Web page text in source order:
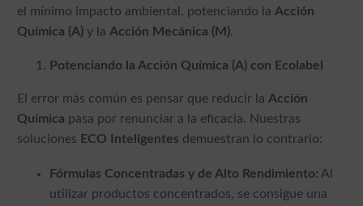
el mínimo impacto ambiental, potenciando la Acción
Química (A) y la Acción Mecánica (M).
Potenciando la Acción Química (A) con Ecolabel
El error más común es pensar que reducir la Acción
Química pasa por renunciar a la eficacia. Nuestras
soluciones ECO Inteligentes demuestran lo contrario:
Fórmulas Concentradas y de Alto Rendimiento: Al
utilizar productos concentrados, se consigue una